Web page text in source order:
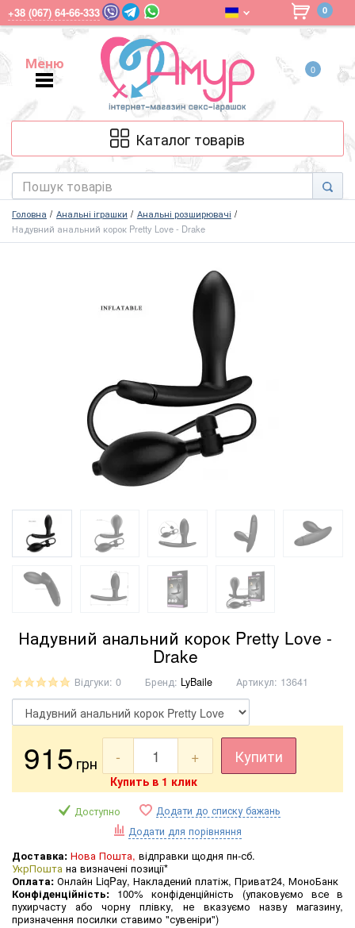
+38 (067) 64-66-333 0
Меню
Меню
0
Каталог товарів
Головна Анальні іграшки
Анальні розширювачі
Надувний анальний корок Pretty Love - Drake
Надувний анальний корок Pretty Love -
Drake
Відгуки: 0 Бренд: LyBaile Артикул: 13641
915 грн - + Купити
Купить в 1 клик
Доступно
Додати до списку бажань
Додати для порівняння
Доставка: Нова Пошта, відправки щодня пн-сб.
УкрПошта на визначені позиції*
Оплата: Онлайн LiqPay, Накладений платіж, Приват24, МоноБанк
Конфіденційність: 100% конфіденційність (упаковуємо все в
пухирчасту або чорну плівку, не вказуємо назву магазину,
призначення посилки ставимо "сувеніри")